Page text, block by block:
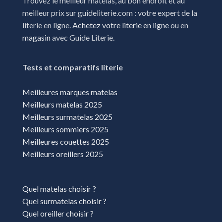
Magasins literie Portet-sur-Garonne
Magasins literie Saint-Chely-d'Apcher
Magasins literie Toulouse
meilleur prix sur guideliterie.com : votre expert de la
literie en ligne. Achetez votre literie en ligneou en
magasinavec Guide Literie.
Tests et comparatifs literie
Meilleures marques matelas
Meilleurs matelas 2025
Meilleurs surmatelas 2025
Meilleurs sommiers 2025
Meilleures couettes 2025
Meilleurs oreillers 2025
Quel matelas choisir ?
Quel surmatelas choisir ?
Quel oreiller choisir ?